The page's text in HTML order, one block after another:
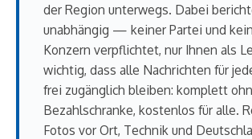
der Region unterwegs. Dabei
unabhängig — keiner Partei und
Konzern verpflichtet, nur Ihnen als
wichtig, dass alle Nachrichten für
frei zugänglich bleiben: komplett
Bezahlschranke, kostenlos für alle.
Fotos vor Ort, Technik und